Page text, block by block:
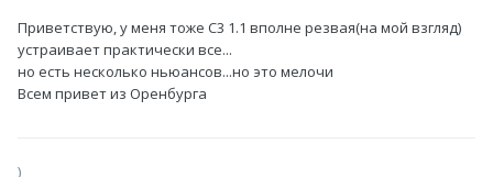
Приветствую, у меня тоже С3 1.1 вполне резвая(на мой взгляд)
устраивает практически все...
но есть несколько ньюансов...но это мелочи
Всем привет из Оренбурга
)